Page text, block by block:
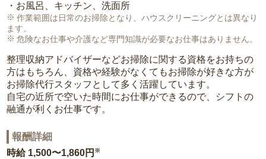
・お風呂、キッチン、洗面所
作業範囲は日常のお掃除となり、ハウスクリーニングとは異なり
ます。
危険なお仕事や介護など専門知識が必要なお仕事はありません。
整理収納アドバイザーなどお掃除に関する資格をお持ちの
方はもちろん、資格や経験がなくてもお掃除が好きな方が
お掃除代行スタッフとして多く活躍しています。
自宅の近所で空いた時間にお仕事ができるので、シフトの
融通が利くお仕事です。
報酬詳細
時給 1,500〜1,860円 ※